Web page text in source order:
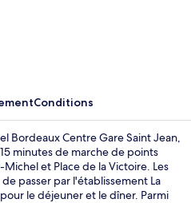
Conditions
Bordeaux Centre Gare Saint Jean,
minutes de marche de points
et Place de la Victoire. Les
passer par l'établissement La
le déjeuner et le dîner. Parmi